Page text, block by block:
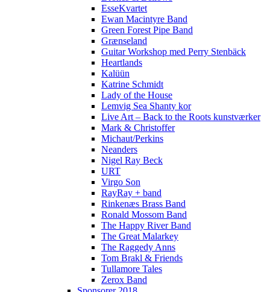
EsseKvartet
Ewan Macintyre Band
Green Forest Pipe Band
Grænseland
Guitar Workshop med Perry Stenbäck
Heartlands
Kalüün
Katrine Schmidt
Lady of the House
Lemvig Sea Shanty kor
Live Art – Back to the Roots kunstværker
Mark & Christoffer
Michaut/Perkins
Neanders
Nigel Ray Beck
URT
Virgo Son
RayRay + band
Rinkenæs Brass Band
Ronald Mossom Band
The Happy River Band
The Great Malarkey
The Raggedy Anns
Tom Brakl & Friends
Tullamore Tales
Zerox Band